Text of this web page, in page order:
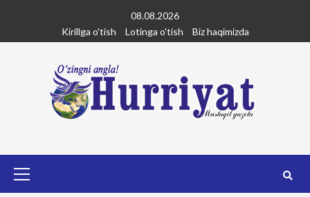
content
08.08.2026
Kirillga o'tish
Lotinga o'tish Biz haqimizda